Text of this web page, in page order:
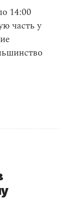
14:00
часть у